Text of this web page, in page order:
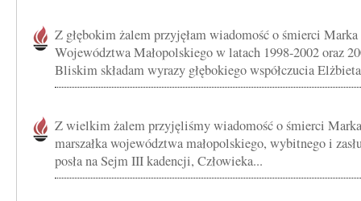
Z głębokim żalem przyjęłam wiadomość o śmierci
Województwa Małopolskiego w latach 1998-2002 oraz
Bliskim składam wyrazy głębokiego współczucia
Z wielkim żalem przyjęliśmy wiadomość o śmierci
marszałka województwa małopolskiego, wybitnego i
posła na Sejm III kadencji, Człowieka...